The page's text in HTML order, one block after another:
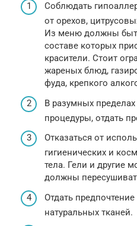
Соблюдать
от орехов,
Из меню должны
составе которых
красители. Стоит
жареных блюд,
фуда, крепкого
В разумных
процедуры, отдать
Отказаться от
гигиенических и
тела. Гели и другие
должны
Отдать
натуральных тканей.